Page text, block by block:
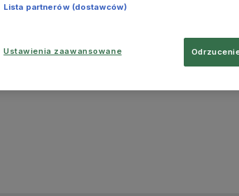
Lista partnerów (dostawców)
Ustawienia zaawansowane